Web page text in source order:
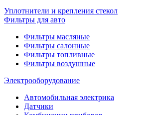
Уплотнители и крепления стекол
Фильтры для авто
Фильтры масляные
Фильтры салонные
Фильтры топливные
Фильтры воздушные
Электрооборудование
Автомобильная электрика
Датчики